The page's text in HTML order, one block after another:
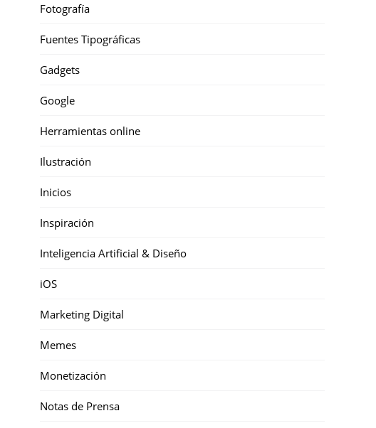
Fotografía
Fuentes Tipográficas
Gadgets
Google
Herramientas online
Ilustración
Inicios
Inspiración
Inteligencia Artificial & Diseño
iOS
Marketing Digital
Memes
Monetización
Notas de Prensa